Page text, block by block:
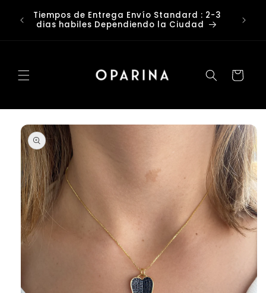
directamente
al contenido
Tiempos de Entrega Envío Standard : 2-3
dias habiles Dependiendo la Ciudad
Carrito
Ir
directamente
información
del producto